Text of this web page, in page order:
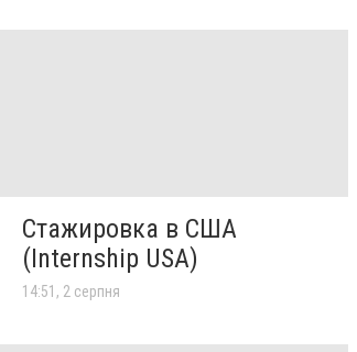
Стажировка в США
(Internship USA)
14:51, 2 серпня